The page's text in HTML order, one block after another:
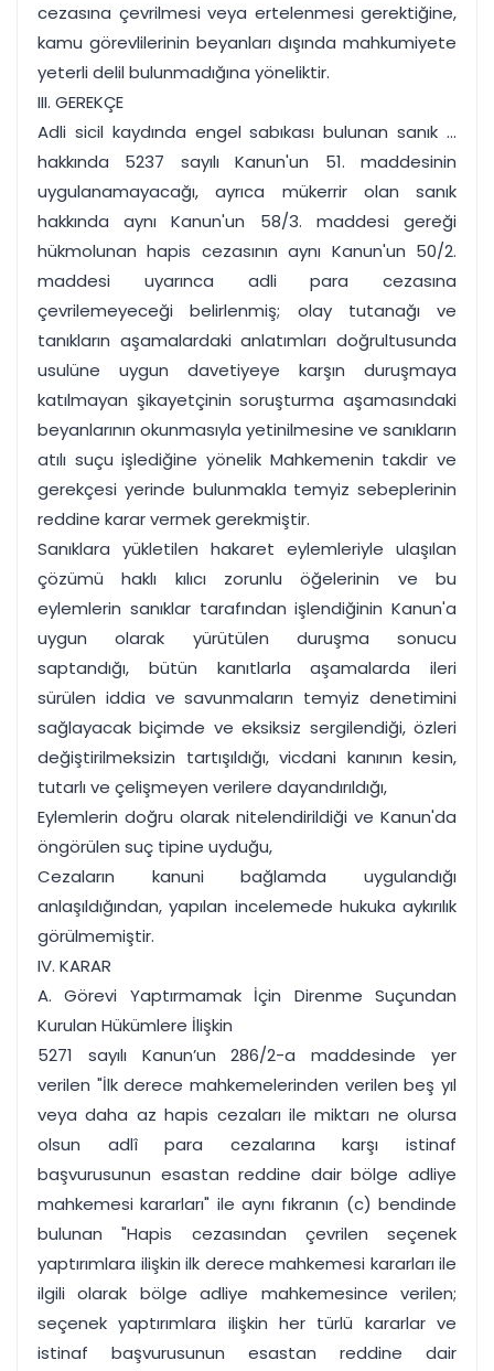
cezasına çevrilmesi veya ertelenmesi gerektiğine,
kamu görevlilerinin beyanları dışında mahkumiyete
yeterli delil bulunmadığına yöneliktir.
III. GEREKÇE
Adli sicil kaydında engel sabıkası bulunan sanık ...
hakkında 5237 sayılı Kanun'un 51. maddesinin
uygulanamayacağı, ayrıca mükerrir olan sanık
hakkında aynı Kanun'un 58/3. maddesi gereği
hükmolunan hapis cezasının aynı Kanun'un 50/2.
maddesi uyarınca adli para cezasına
çevrilemeyeceği belirlenmiş; olay tutanağı ve
tanıkların aşamalardaki anlatımları doğrultusunda
usulüne uygun davetiyeye karşın duruşmaya
katılmayan şikayetçinin soruşturma aşamasındaki
beyanlarının okunmasıyla yetinilmesine ve sanıkların
atılı suçu işlediğine yönelik Mahkemenin takdir ve
gerekçesi yerinde bulunmakla temyiz sebeplerinin
reddine karar vermek gerekmiştir.
Sanıklara yükletilen hakaret eylemleriyle ulaşılan
çözümü haklı kılıcı zorunlu öğelerinin ve bu
eylemlerin sanıklar tarafından işlendiğinin Kanun'a
uygun olarak yürütülen duruşma sonucu
saptandığı, bütün kanıtlarla aşamalarda ileri
sürülen iddia ve savunmaların temyiz denetimini
sağlayacak biçimde ve eksiksiz sergilendiği, özleri
değiştirilmeksizin tartışıldığı, vicdani kanının kesin,
tutarlı ve çelişmeyen verilere dayandırıldığı,
Eylemlerin doğru olarak nitelendirildiği ve Kanun'da
öngörülen suç tipine uyduğu,
Cezaların kanuni bağlamda uygulandığı
anlaşıldığından, yapılan incelemede hukuka aykırılık
görülmemiştir.
IV. KARAR
A. Görevi Yaptırmamak İçin Direnme Suçundan
Kurulan Hükümlere İlişkin
5271 sayılı Kanun’un 286/2-a maddesinde yer
verilen "İlk derece mahkemelerinden verilen beş yıl
veya daha az hapis cezaları ile miktarı ne olursa
olsun adlî para cezalarına karşı istinaf
başvurusunun esastan reddine dair bölge adliye
mahkemesi kararları" ile aynı fıkranın (c) bendinde
bulunan "Hapis cezasından çevrilen seçenek
yaptırımlara ilişkin ilk derece mahkemesi kararları ile
ilgili olarak bölge adliye mahkemesince verilen;
seçenek yaptırımlara ilişkin her türlü kararlar ve
istinaf başvurusunun esastan reddine dair